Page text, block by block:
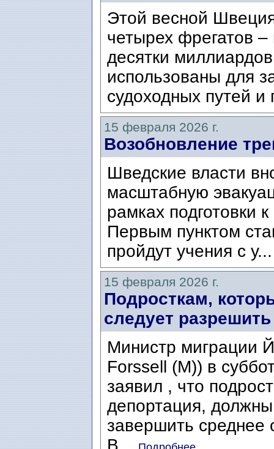
Этой весной
четырех фрегатов
десятки
использованы для
судоходных путей и
15 февраля 2026 г.
Возобновление
Шведские власти
масштабную
рамках подготовки
Первым пунктом
пройдут учения с
15 февраля 2026 г.
Подросткам,
следует
Министр миграции
Forssell (M)) в
заявил , что
депортация,
завершить среднее
В...